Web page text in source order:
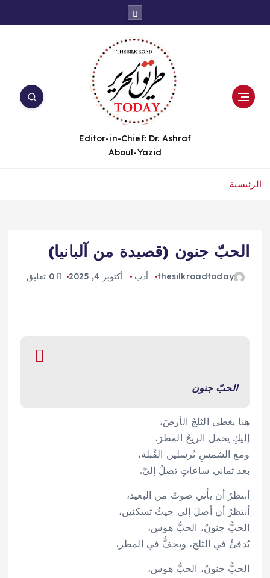
ت
Editor-in-Chief: Dr. Ashraf
Aboul-Yazid
الرئيسية
الحبّ جنون (قصيدة من آلبانيا)
thesilkroadtoday أدب أكتوبر 4, 2025 0 تعليق
الحبّ جنون
هنا يغطي الثلجُ الأرضَ،
إليكِ يحمل الريحُ المطرَ،
ومع الشمسِ تُرسلين القُبلة،
بعد ثماني ساعاتٍ تصلُ إليَّ.
أنتظرُ أن يأتي صوتٌ من البعيد،
أنتظرُ أن أصلَ إلى حيثُ تسكنين،
الحبُّ جنونٌ، الحبُّ هوس،
يُدفئُ في الثلج، ويجفُّ في المطر.
الحبُّ جنونٌ، الحبُّ هوس،